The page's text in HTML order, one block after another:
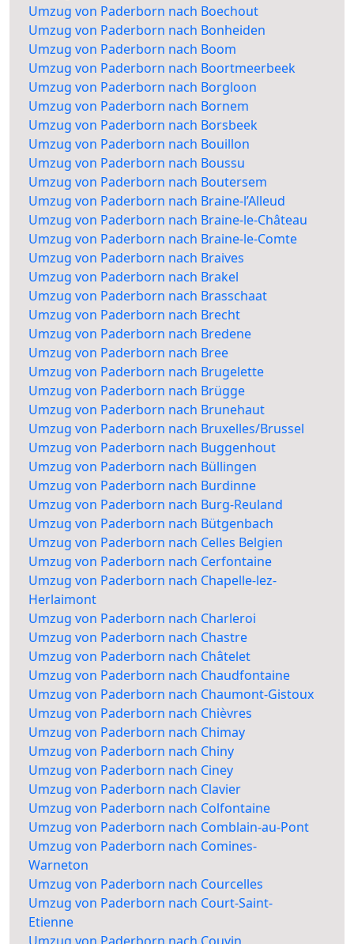
Umzug von Paderborn nach Boechout
Umzug von Paderborn nach Bonheiden
Umzug von Paderborn nach Boom
Umzug von Paderborn nach Boortmeerbeek
Umzug von Paderborn nach Borgloon
Umzug von Paderborn nach Bornem
Umzug von Paderborn nach Borsbeek
Umzug von Paderborn nach Bouillon
Umzug von Paderborn nach Boussu
Umzug von Paderborn nach Boutersem
Umzug von Paderborn nach Braine-l’Alleud
Umzug von Paderborn nach Braine-le-Château
Umzug von Paderborn nach Braine-le-Comte
Umzug von Paderborn nach Braives
Umzug von Paderborn nach Brakel
Umzug von Paderborn nach Brasschaat
Umzug von Paderborn nach Brecht
Umzug von Paderborn nach Bredene
Umzug von Paderborn nach Bree
Umzug von Paderborn nach Brugelette
Umzug von Paderborn nach Brügge
Umzug von Paderborn nach Brunehaut
Umzug von Paderborn nach Bruxelles/Brussel
Umzug von Paderborn nach Buggenhout
Umzug von Paderborn nach Büllingen
Umzug von Paderborn nach Burdinne
Umzug von Paderborn nach Burg-Reuland
Umzug von Paderborn nach Bütgenbach
Umzug von Paderborn nach Celles Belgien
Umzug von Paderborn nach Cerfontaine
Umzug von Paderborn nach Chapelle-lez-
Herlaimont
Umzug von Paderborn nach Charleroi
Umzug von Paderborn nach Chastre
Umzug von Paderborn nach Châtelet
Umzug von Paderborn nach Chaudfontaine
Umzug von Paderborn nach Chaumont-Gistoux
Umzug von Paderborn nach Chièvres
Umzug von Paderborn nach Chimay
Umzug von Paderborn nach Chiny
Umzug von Paderborn nach Ciney
Umzug von Paderborn nach Clavier
Umzug von Paderborn nach Colfontaine
Umzug von Paderborn nach Comblain-au-Pont
Umzug von Paderborn nach Comines-
Warneton
Umzug von Paderborn nach Courcelles
Umzug von Paderborn nach Court-Saint-
Etienne